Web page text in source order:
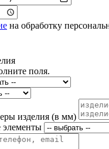
на обработку
поля.
изделия (в мм)
элементы